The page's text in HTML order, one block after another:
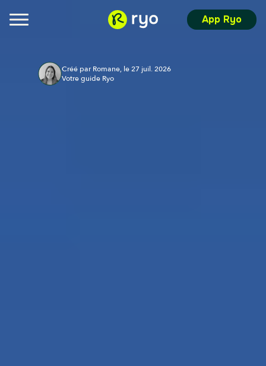
App Ryo
Créé par Romane, le 27 juil. 2026
Votre guide Ryo